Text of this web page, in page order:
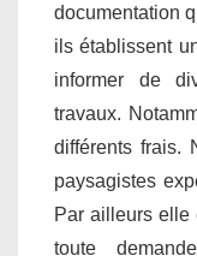
documentation
ils établissent
informer de
travaux.
différents frais.
paysagistes
Par ailleurs elle
toute